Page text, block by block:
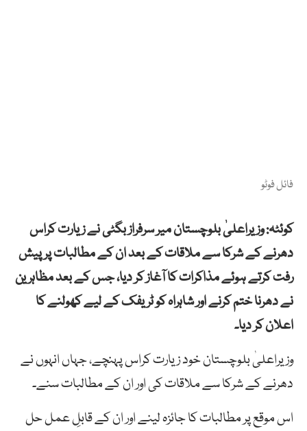
فائل فوٹو
کوئٹہ: وزیراعلیٰ بلوچستان میر سرفراز بگٹی نے زیارت کراس
دھرنے کے شرکا سے ملاقات کے بعد ان کے مطالبات پر پیش
رفت کرتے ہوئے مذاکرات کا آغاز کر دیا، جس کے بعد مظاہرین
نے دھرنا ختم کرنے اور شاہراہ کو ٹریفک کے لیے کھولنے کا
اعلان کر دیا۔
وزیراعلیٰ بلوچستان خود زیارت کراس پہنچے، جہاں انہوں نے
دھرنے کے شرکا سے ملاقات کی اور ان کے مطالبات سنے۔
اس موقع پر مطالبات کا جائزہ لینے اور ان کے قابلِ عمل حل